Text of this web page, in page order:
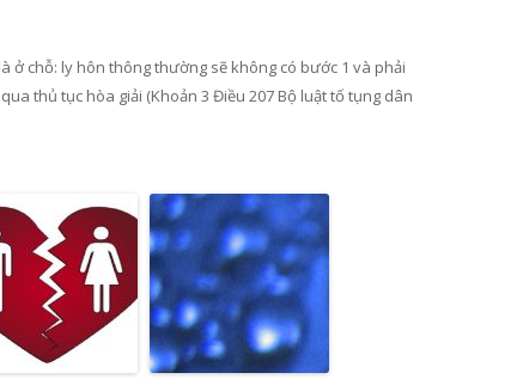
chỗ: ly hôn thông thường sẽ không có bước 1 và phải
thủ tục hòa giải (Khoản 3 Điều 207 Bộ luật tố tụng dân